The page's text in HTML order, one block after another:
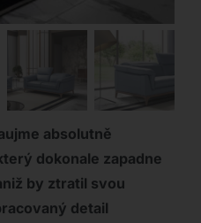
absolutně
dokonale zapadne
by ztratil svou
detail